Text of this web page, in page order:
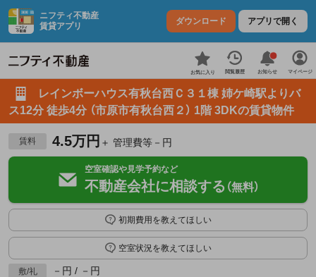
ニフティ不動産
賃貸アプリ
ダウンロード アプリで開く
お気に入り 閲覧履歴 お知らせ マイページ
レインボーハウス有秋台西Ｃ３１棟 姉ケ崎駅よりバ
ス12分 徒歩4分 （市原市有秋台西２） 1階 3DKの賃貸物件
賃料 4.5万円 ＋ 管理費等－円
空室確認や見学予約など
不動産会社に相談する （無料）
初期費用を教えてほしい
空室状況を教えてほしい
敷/礼 －円 / －円